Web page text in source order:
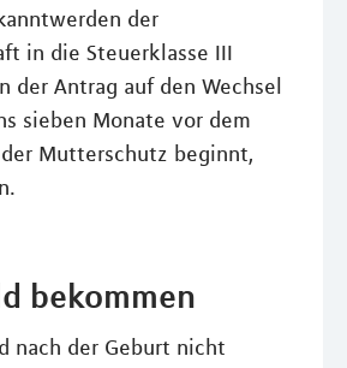
der
in die Steuerklasse III
der Antrag auf den Wechsel
sieben Monate vor dem
Mutterschutz beginnt,
bekommen
nach der Geburt nicht